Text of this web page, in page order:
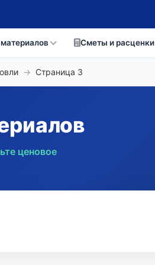
Сметы и расценки
→ Страница 3
ценовое